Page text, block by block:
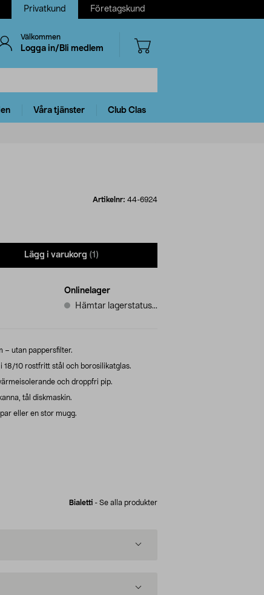
Privatkund Företagskund
Välkommen
Logga in/Bli medlem
Våra tjänster Club Clas
Artikelnr: 44-6924
Lägg i varukorg (1)
Onlinelager
Hämtar lagerstatus...
– utan pappersfilter.
18/10 rostfritt stål och borosilikatglas.
och droppfri pip.
tål diskmaskin.
eller en stor mugg.
Bialetti - Se alla produkter